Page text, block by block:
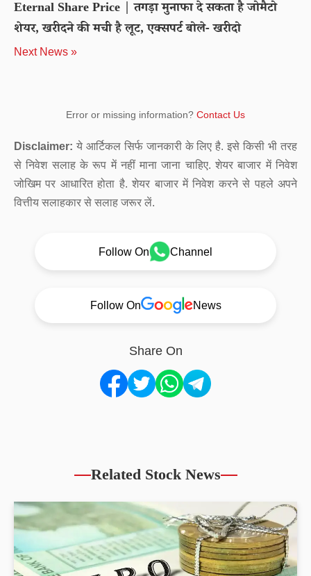
Eternal Share Price | तगड़ा मुनाफा दे सकता है जोमैटो
शेयर, खरीदने की मची है लूट, एक्सपर्ट बोले- खरीदो
Next News »
Error or missing information? Contact Us
Disclaimer: ये आर्टिकल सिर्फ जानकारी के लिए है. इसे किसी भी तरह
से निवेश सलाह के रूप में नहीं माना जाना चाहिए. शेयर बाजार में निवेश
जोखिम पर आधारित होता है. शेयर बाजार में निवेश करने से पहले अपने
वित्तीय सलाहकार से सलाह जरूर लें.
Follow On Channel
Follow On News
Share On
Related Stock News